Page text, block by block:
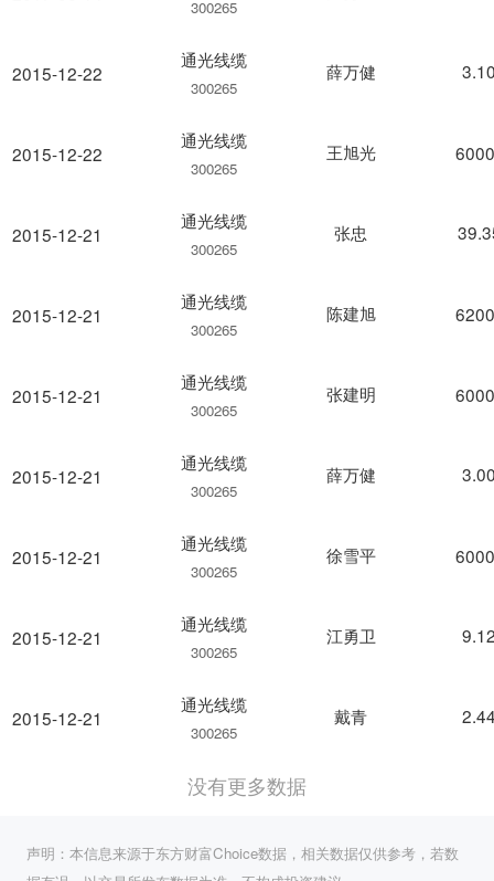
2015-12-22
2015-12-22
2015-12-21
2015-12-21
2015-12-21
2015-12-21
2015-12-21
2015-12-21
2015-12-21
300265
通光线缆
300265
薛万健
通光线缆
300265
王旭光
通光线缆
300265
张忠
通光线缆
300265
陈建旭
通光线缆
300265
张建明
通光线缆
300265
薛万健
通光线缆
300265
徐雪平
通光线缆
300265
江勇卫
通光线缆
300265
戴青
没有更多数据
声明：本信息来源于东方财富Choice数据，相关数据仅供参考，若数